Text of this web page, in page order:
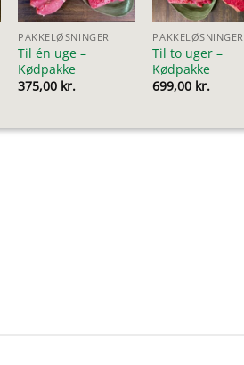
PAKKELØSNINGER
Til én uge –
Kødpakke
375,00 kr.
PAKKELØSNINGER
Til to uger –
Kødpakke
699,00 kr.